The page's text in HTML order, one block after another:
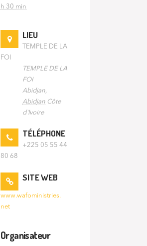
h 30 min
LIEU
TEMPLE DE LA
FOI
TEMPLE DE LA
FOI
Abidjan
Abidjan Côte
d'Ivoire
TÉLÉPHONE
+225 05 55 44
80 68
SITE WEB
www.wafoministries.
net
Organisateur